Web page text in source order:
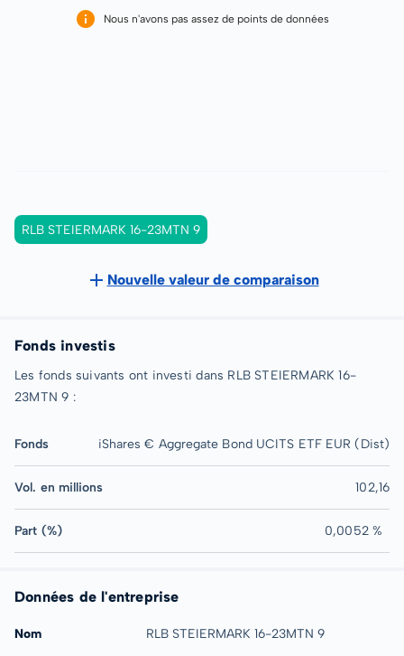
Nous n'avons pas assez de points de données
RLB STEIERMARK 16-23MTN 9
Nouvelle valeur de comparaison
Fonds investis
Les fonds suivants ont investi dans RLB STEIERMARK 16-
23MTN 9 :
Fonds iShares € Aggregate Bond UCITS ETF EUR (Dist)
Vol. en millions 102,16
Part (%) 0,0052 %
Données de l'entreprise
Nom RLB STEIERMARK 16-23MTN 9